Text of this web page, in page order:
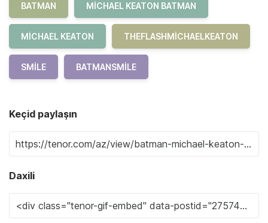
BATMAN MICHAEL KEATON BATMAN
MICHAEL KEATON THEFLASHMICHAELKEATON
SMILE BATMANSMILE
Keçid paylaşın
Daxili